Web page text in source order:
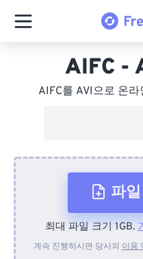
AIFC -
AIFC를 AVI으로 온
파
장치
최대 파일 크기 1GB.
계속 진행하시면 당사의 이용